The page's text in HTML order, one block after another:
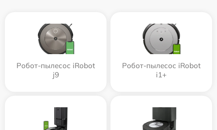
Робот-пылесос iRobot
j9
Робот-пылесос iRobot
i1+